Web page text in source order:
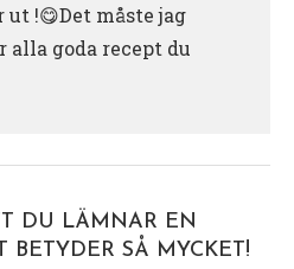
ut !😋Det måste jag
alla goda recept du
DU LÄMNAR EN
BETYDER SÅ MYCKET!